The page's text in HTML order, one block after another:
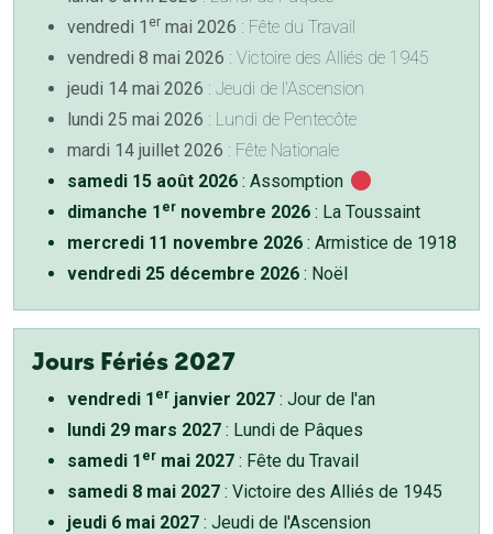
vendredi 1 er mai 2026 : Fête du Travail
vendredi 8 mai 2026 : Victoire des Alliés de 1945
jeudi 14 mai 2026 : Jeudi de l'Ascension
lundi 25 mai 2026 : Lundi de Pentecôte
mardi 14 juillet 2026 : Fête Nationale
samedi 15 août 2026 : Assomption
dimanche 1 er novembre 2026 : La Toussaint
mercredi 11 novembre 2026 : Armistice de 1918
vendredi 25 décembre 2026 : Noël
Jours Fériés 2027
vendredi 1 er janvier 2027 : Jour de l'an
lundi 29 mars 2027 : Lundi de Pâques
samedi 1 er mai 2027 : Fête du Travail
samedi 8 mai 2027 : Victoire des Alliés de 1945
jeudi 6 mai 2027 : Jeudi de l'Ascension